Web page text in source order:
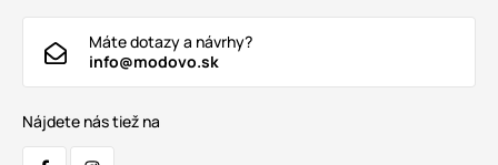
Máte dotazy a návrhy?
info@modovo.sk
Nájdete nás tiež na